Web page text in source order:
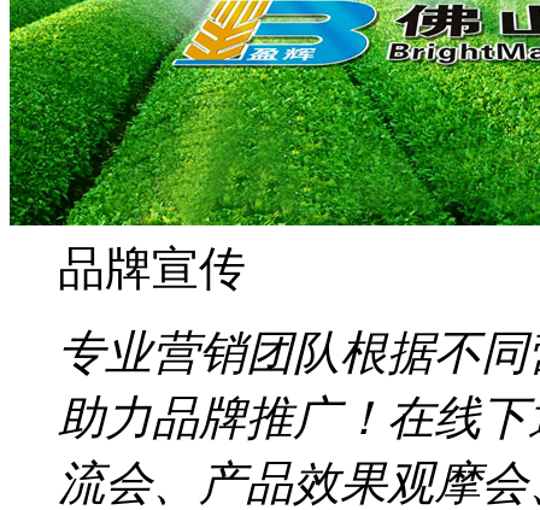
品牌宣传
专业营销团队根据不
助力品牌推广！在线
流会、产品效果观摩